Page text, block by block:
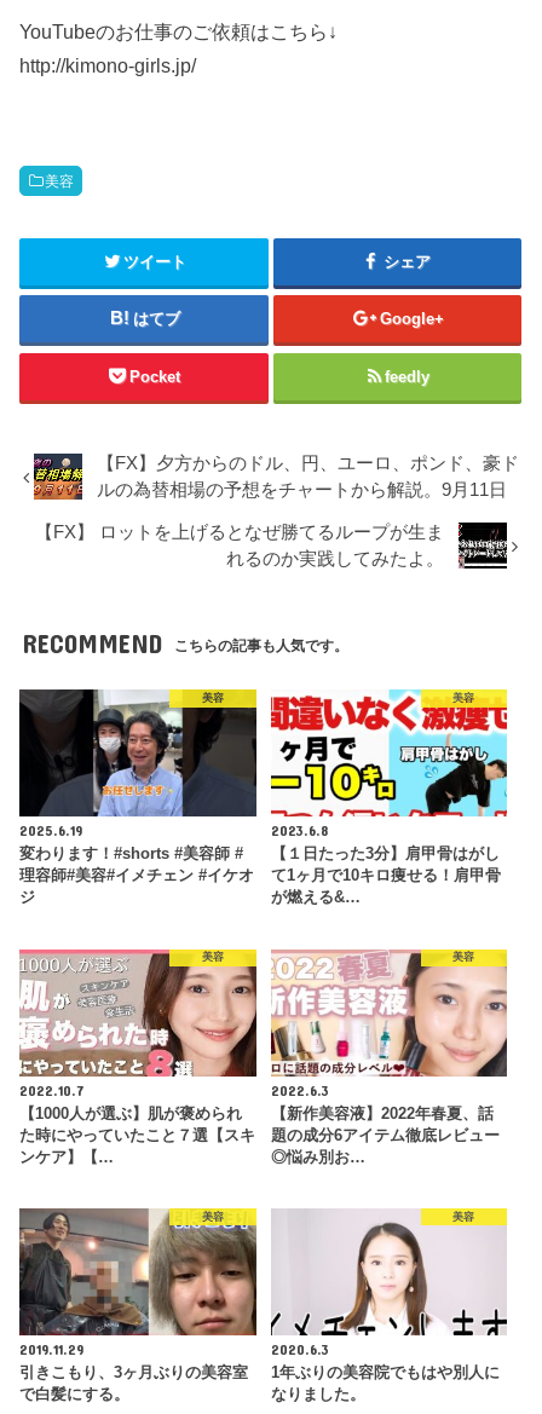
YouTubeのお仕事のご依頼はこちら↓
http://kimono-girls.jp/
美容
ツイート シェア
はてブ Google+
Pocket feedly
【FX】夕方からのドル、円、ユーロ、ポンド、豪ド
ルの為替相場の予想をチャートから解説。9月11日
【FX】 ロットを上げるとなぜ勝てるループが生ま
れるのか実践してみたよ。
RECOMMEND こちらの記事も人気です。
美容
2025.6.19
変わります！#shorts #美容師 #
理容師#美容#イメチェン #イケオ
ジ
美容
2023.6.8
【１日たった3分】肩甲骨はがし
て1ヶ月で10キロ痩せる！肩甲骨
が燃える&…
美容
2022.10.7
【1000人が選ぶ】肌が褒められ
た時にやっていたこと７選【スキ
ンケア】【…
美容
2022.6.3
【新作美容液】2022年春夏、話
題の成分6アイテム徹底レビュー
◎悩み別お…
美容
2019.11.29
引きこもり、3ヶ月ぶりの美容室
で白髪にする。
美容
2020.6.3
1年ぶりの美容院でもはや別人に
なりました。